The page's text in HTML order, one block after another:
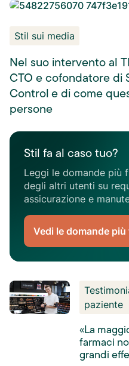
Stil sui media
Nel suo intervento al
CTO e cofondatore di
Control e di come
persone
Stil fa al caso tuo?
Leggi le domande più
degli altri utenti su
assicurazione e
Vedi le domande
paziente
«La
farmaci
grandi